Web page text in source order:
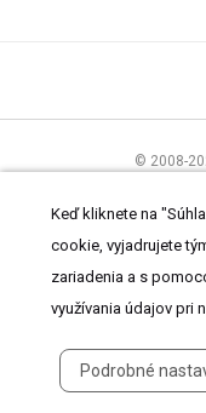
© 2008-
Čítajteprehlásenie
Keď kliknete na
cookie, vyjadrujete
zariadenia a s
využívania údajov pri
Podrobné